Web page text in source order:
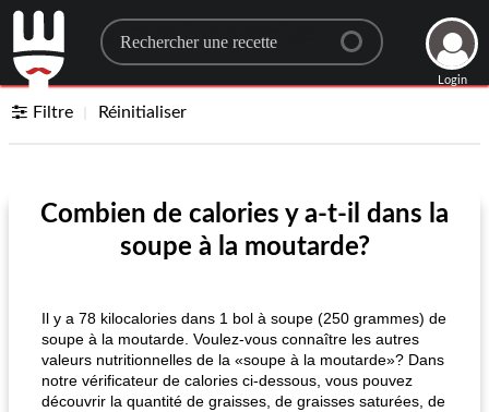
Search for a recipe
Login
Filtre Réinitialiser
Combien de calories y a-t-il dans la
soupe à la moutarde?
Il y a 78 kilocalories dans 1 bol à soupe (250 grammes) de
soupe à la moutarde. Voulez-vous connaître les autres
valeurs nutritionnelles de la «soupe à la moutarde»? Dans
notre vérificateur de calories ci-dessous, vous pouvez
découvrir la quantité de graisses, de graisses saturées, de